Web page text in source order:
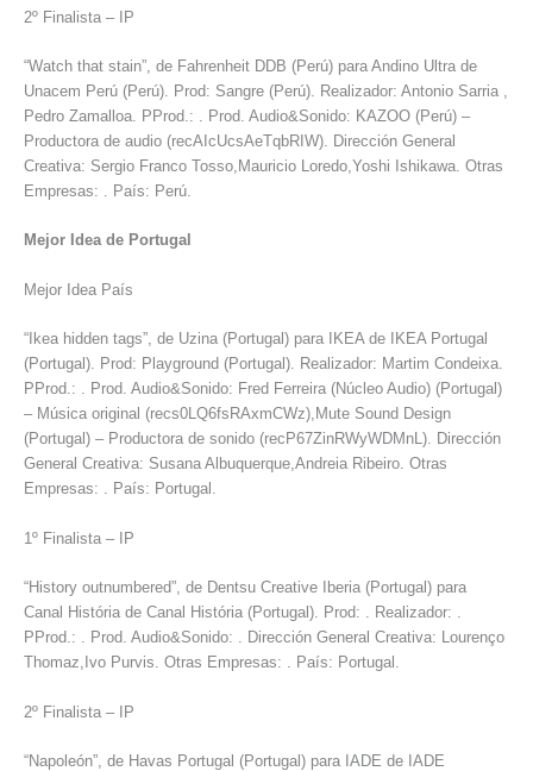
2º Finalista – IP
“Watch that stain”, de Fahrenheit DDB (Perú) para Andino Ultra de
Unacem Perú (Perú). Prod: Sangre (Perú). Realizador: Antonio Sarria ,
Pedro Zamalloa. PProd.: . Prod. Audio&Sonido: KAZOO (Perú) –
Productora de audio (recAIcUcsAeTqbRIW). Dirección General
Creativa: Sergio Franco Tosso,Mauricio Loredo,Yoshi Ishikawa. Otras
Empresas: . País: Perú.
Mejor Idea de Portugal
Mejor Idea País
“Ikea hidden tags”, de Uzina (Portugal) para IKEA de IKEA Portugal
(Portugal). Prod: Playground (Portugal). Realizador: Martim Condeixa.
PProd.: . Prod. Audio&Sonido: Fred Ferreira (Núcleo Audio) (Portugal)
– Música original (recs0LQ6fsRAxmCWz),Mute Sound Design
(Portugal) – Productora de sonido (recP67ZinRWyWDMnL). Dirección
General Creativa: Susana Albuquerque,Andreia Ribeiro. Otras
Empresas: . País: Portugal.
1º Finalista – IP
“History outnumbered”, de Dentsu Creative Iberia (Portugal) para
Canal História de Canal História (Portugal). Prod: . Realizador: .
PProd.: . Prod. Audio&Sonido: . Dirección General Creativa: Lourenço
Thomaz,Ivo Purvis. Otras Empresas: . País: Portugal.
2º Finalista – IP
“Napoleón”, de Havas Portugal (Portugal) para IADE de IADE